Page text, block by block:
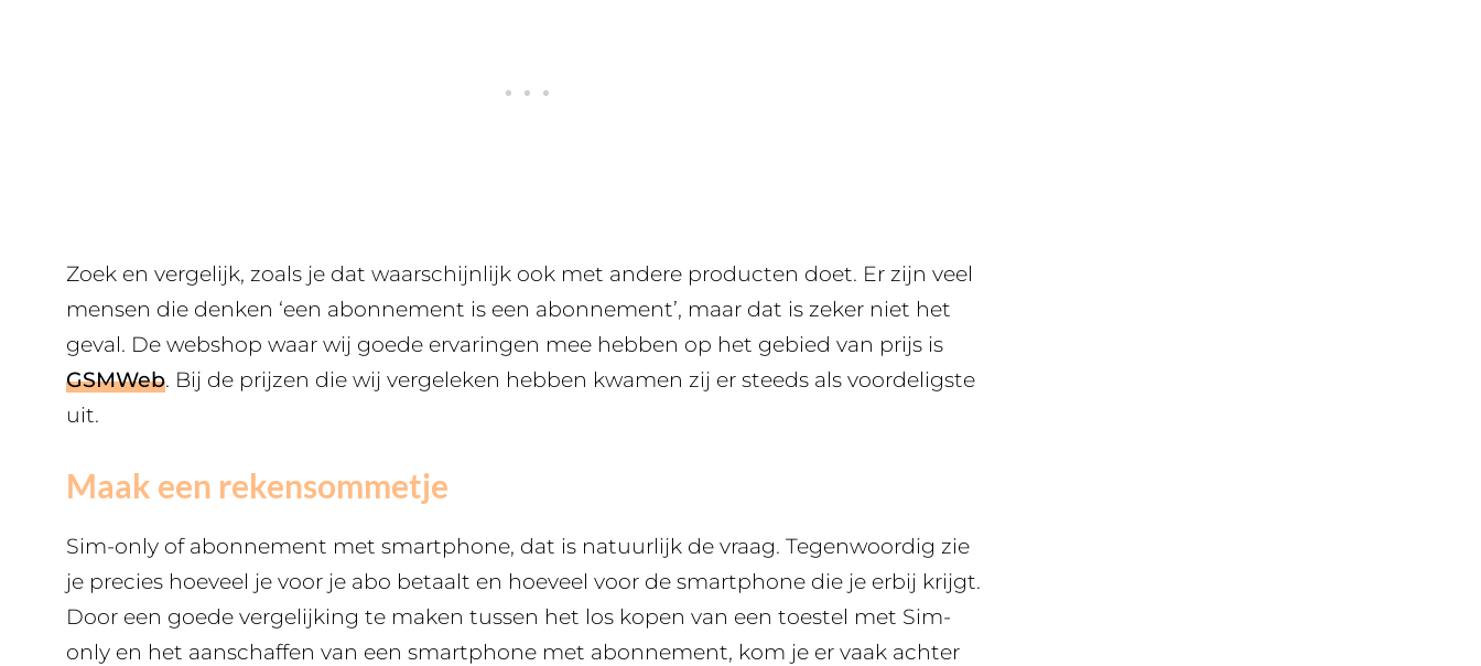
Zoek en vergelijk, zoals je dat waarschijnlijk ook met andere producten doet. Er zijn veel
mensen die denken ‘een abonnement is een abonnement’, maar dat is zeker niet het
geval. De webshop waar wij goede ervaringen mee hebben op het gebied van prijs is
GSMWeb. Bij de prijzen die wij vergeleken hebben kwamen zij er steeds als voordeligste
uit.
Maak een rekensommetje
Sim-only of abonnement met smartphone, dat is natuurlijk de vraag. Tegenwoordig zie
je precies hoeveel je voor je abo betaalt en hoeveel voor de smartphone die je erbij krijgt.
Door een goede vergelijking te maken tussen het los kopen van een toestel met Sim-
only en het aanschaffen van een smartphone met abonnement, kom je er vaak achter